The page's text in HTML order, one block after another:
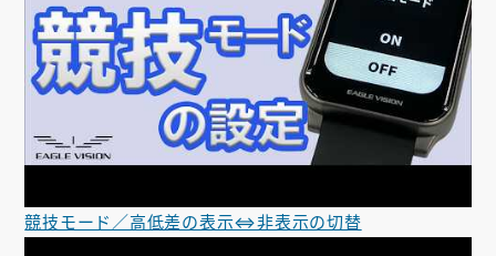
競技モード／高低差の表示⇔非表示の切替